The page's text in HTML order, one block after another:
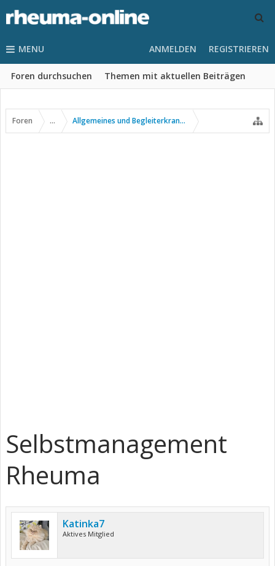
MENU
Foren durchsuchen Themen mit aktuellen Beiträgen
ANMELDEN REGISTRIEREN
Foren ... Allgemeines und Begleiterkrankungen
Selbstmanagement
Rheuma
Katinka7
Aktives Mitglied